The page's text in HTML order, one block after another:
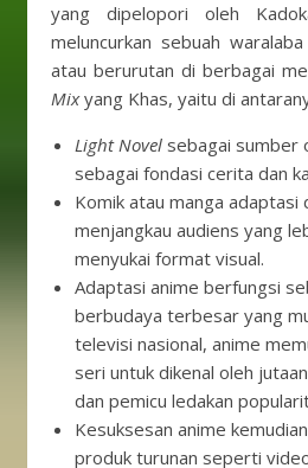
yang dipelopori oleh
meluncurkan sebuah
atau berurutan di berbagai
Mixyang Khas, yaitu di
Light Novel sebagai sumber
sebagai fondasi cerita dan
Komik atau manga adaptasi
menjangkau audiens yang
menyukai format visual.
Adaptasi anime berfungsi
berbudaya terbesar yang
televisi nasional, anime
seri untuk dikenal oleh
dan pemicu ledakan
Kesuksesan anime
produk turunan seperti